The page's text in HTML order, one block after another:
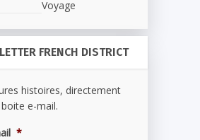
Voyage
FRENCH DISTRICT
histoires, directement
e-mail.
*